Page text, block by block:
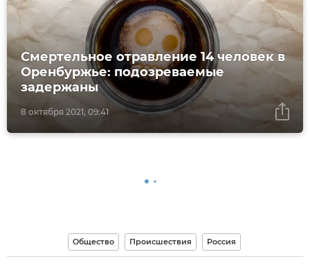
8 октября 2021, 09:41
Смертельное отравление 14 человек в
Оренбуржье: подозреваемые
задержаны
Общество Происшествия Россия